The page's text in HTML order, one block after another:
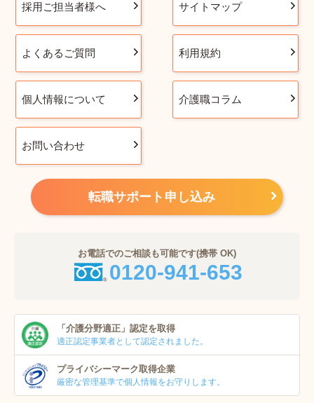
採用ご担当者様へ サイトマップ
よくあるご質問 利用規約
個人情報について 介護職コラム
お問い合わせ
転職サポート申し込み
お電話でのご相談も可能です(携帯 OK)
0120-941-653
「介護分野適正」 認定を取得
適正認定事業者として認定されました。
プライバシーマーク取得企業
厳密な管理基準で個人情報をお守りします。